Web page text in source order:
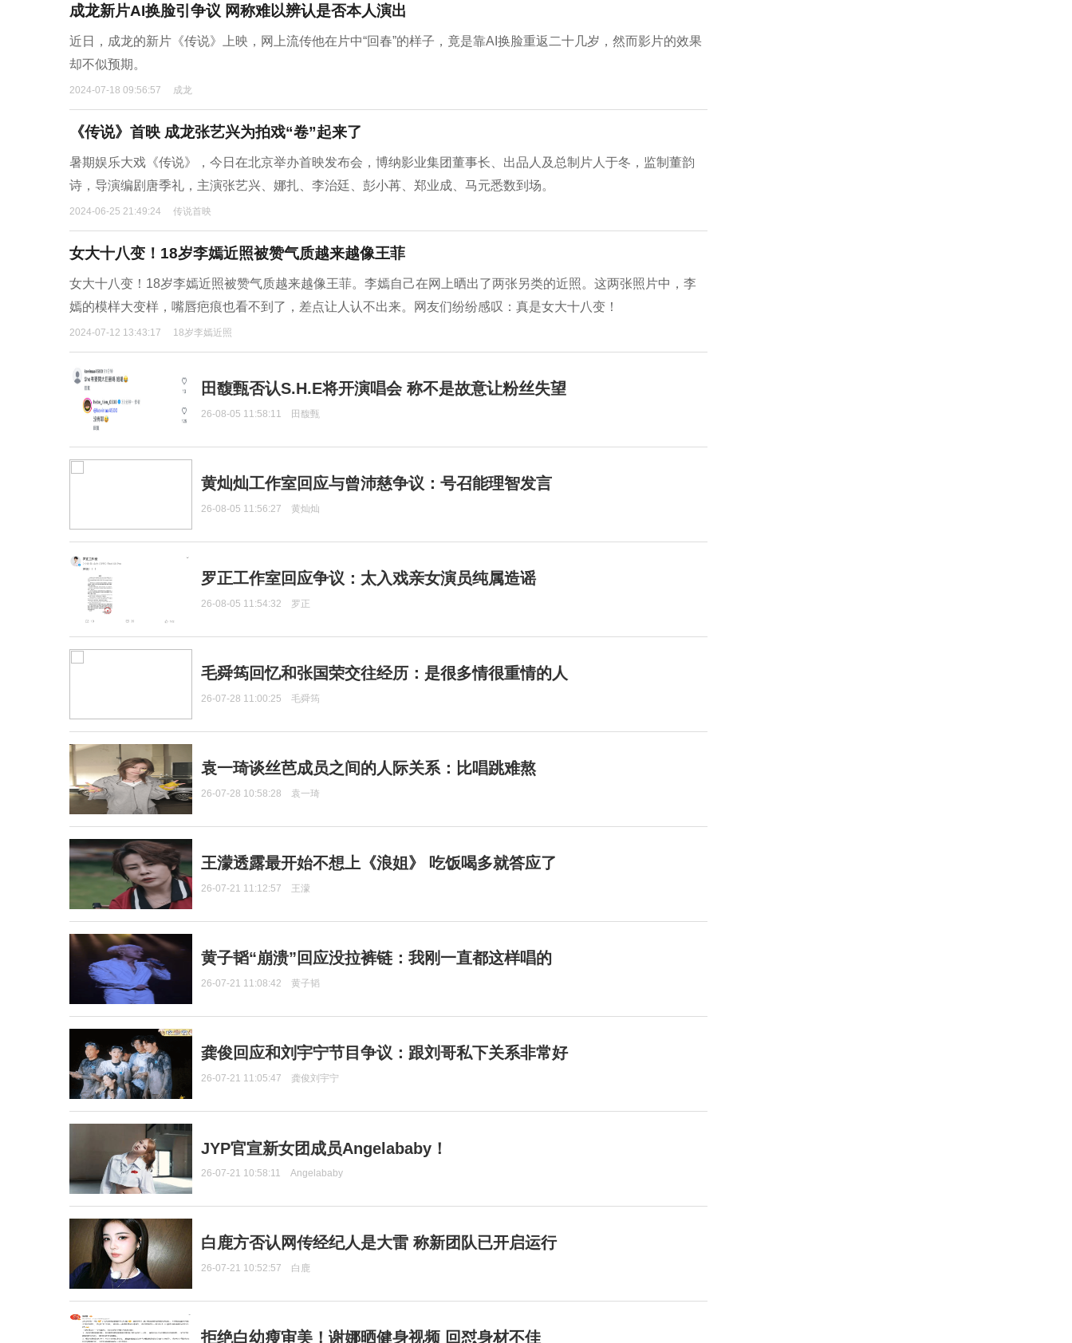
成龙新片AI换脸引争议 网称难以辨认是否本人演出
近日，成龙的新片《传说》上映，网上流传他在片中“回春”的样子，竟是靠AI换脸重返二十几岁，然而影片的效果
却不似预期。
2024-07-18 09:56:57 成龙
《传说》首映 成龙张艺兴为拍戏“卷”起来了
暑期娱乐大戏《传说》，今日在北京举办首映发布会，博纳影业集团董事长、出品人及总制片人于冬，监制董韵
诗，导演编剧唐季礼，主演张艺兴、娜扎、李治廷、彭小苒、郑业成、马元悉数到场。
2024-06-25 21:49:24 传说首映
女大十八变！18岁李嫣近照被赞气质越来越像王菲
女大十八变！18岁李嫣近照被赞气质越来越像王菲。李嫣自己在网上晒出了两张另类的近照。这两张照片中，李
嫣的模样大变样，嘴唇疤痕也看不到了，差点让人认不出来。网友们纷纷感叹：真是女大十八变！
2024-07-12 13:43:17 18岁李嫣近照
田馥甄否认S.H.E将开演唱会 称不是故意让粉丝失望
26-08-05 11:58:11 田馥甄
黄灿灿工作室回应与曾沛慈争议：号召能理智发言
26-08-05 11:56:27 黄灿灿
罗正工作室回应争议：太入戏亲女演员纯属造谣
26-08-05 11:54:32 罗正
毛舜筠回忆和张国荣交往经历：是很多情很重情的人
26-07-28 11:00:25 毛舜筠
袁一琦谈丝芭成员之间的人际关系：比唱跳难熬
26-07-28 10:58:28 袁一琦
王濛透露最开始不想上《浪姐》 吃饭喝多就答应了
26-07-21 11:12:57 王濛
黄子韬“崩溃”回应没拉裤链：我刚一直都这样唱的
26-07-21 11:08:42 黄子韬
龚俊回应和刘宇宁节目争议：跟刘哥私下关系非常好
26-07-21 11:05:47 龚俊刘宇宁
JYP官宣新女团成员Angelababy！
26-07-21 10:58:11 Angelababy
白鹿方否认网传经纪人是大雷 称新团队已开启运行
26-07-21 10:52:57 白鹿
拒绝白幼瘦审美！谢娜晒健身视频 回怼身材不佳